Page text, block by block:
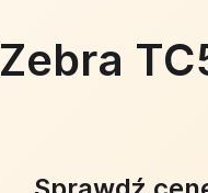
Zebra